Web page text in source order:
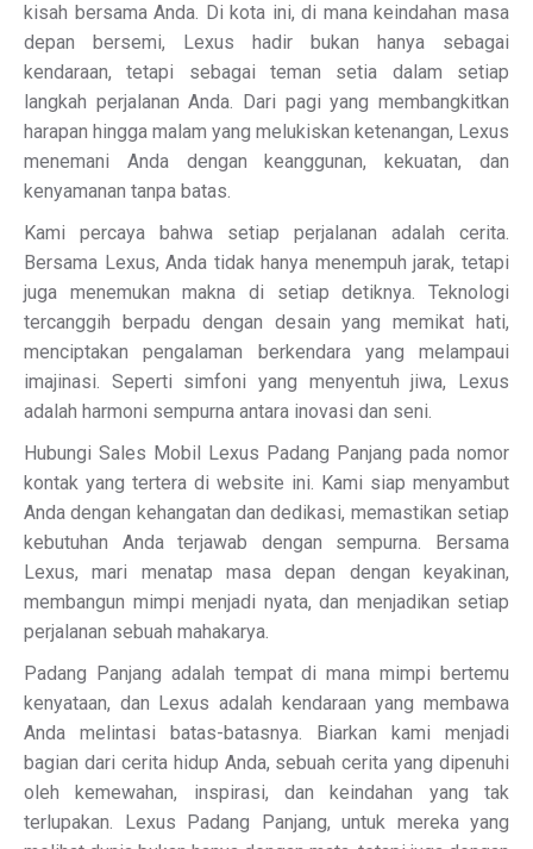
kisah bersama Anda. Di kota ini, di mana keindahan masa
depan bersemi, Lexus hadir bukan hanya sebagai
kendaraan, tetapi sebagai teman setia dalam setiap
langkah perjalanan Anda. Dari pagi yang membangkitkan
harapan hingga malam yang melukiskan ketenangan, Lexus
menemani Anda dengan keanggunan, kekuatan, dan
kenyamanan tanpa batas.
Kami percaya bahwa setiap perjalanan adalah cerita.
Bersama Lexus, Anda tidak hanya menempuh jarak, tetapi
juga menemukan makna di setiap detiknya. Teknologi
tercanggih berpadu dengan desain yang memikat hati,
menciptakan pengalaman berkendara yang melampaui
imajinasi. Seperti simfoni yang menyentuh jiwa, Lexus
adalah harmoni sempurna antara inovasi dan seni.
Hubungi Sales Mobil Lexus Padang Panjang pada nomor
kontak yang tertera di website ini. Kami siap menyambut
Anda dengan kehangatan dan dedikasi, memastikan setiap
kebutuhan Anda terjawab dengan sempurna. Bersama
Lexus, mari menatap masa depan dengan keyakinan,
membangun mimpi menjadi nyata, dan menjadikan setiap
perjalanan sebuah mahakarya.
Padang Panjang adalah tempat di mana mimpi bertemu
kenyataan, dan Lexus adalah kendaraan yang membawa
Anda melintasi batas-batasnya. Biarkan kami menjadi
bagian dari cerita hidup Anda, sebuah cerita yang dipenuhi
oleh kemewahan, inspirasi, dan keindahan yang tak
terlupakan. Lexus Padang Panjang, untuk mereka yang